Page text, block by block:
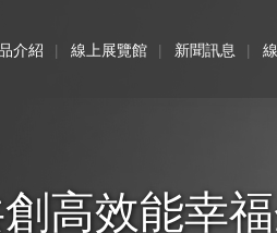
介紹 線上展覽館 新聞訊息
高效能幸